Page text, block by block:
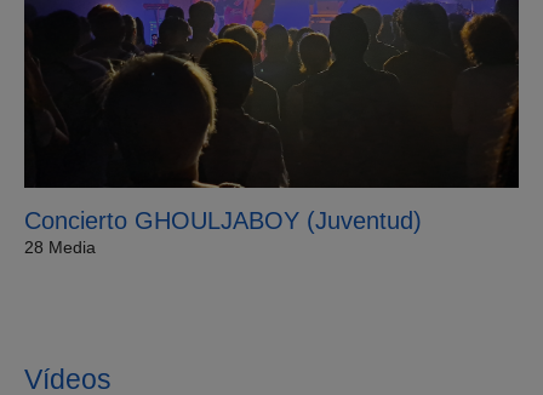
Concierto GHOULJABOY (Juventud)
28 Media
Vídeos